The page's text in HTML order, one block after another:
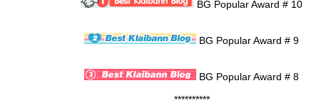
BG Popular Award # 10
BG Popular Award # 9
BG Popular Award # 8
**********